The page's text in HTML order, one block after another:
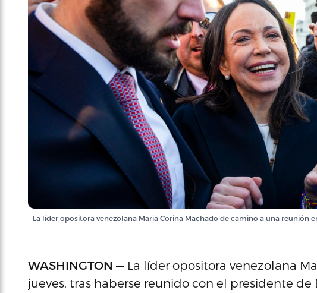
La líder opositora venezolana Maria Corina Machado de camino a una reunión
WASHINGTON — La líder opositora venezolana
jueves, tras haberse reunido con el presidente de